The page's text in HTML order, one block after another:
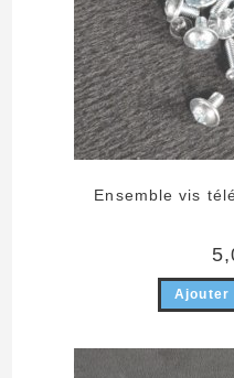
Ensemble vis
Ajouter